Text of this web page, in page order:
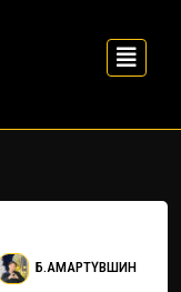
Б.АМАРТҮВШИН